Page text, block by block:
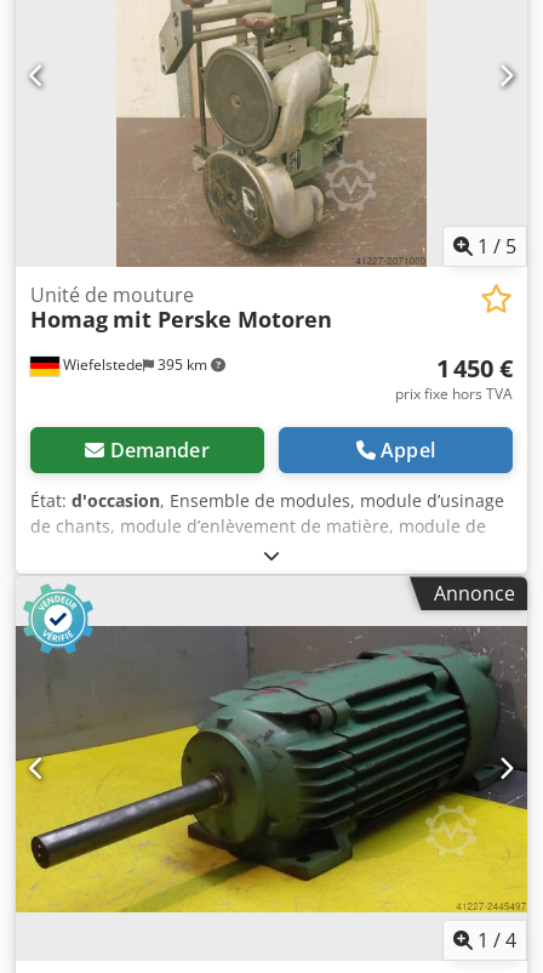
l'arrondissement des angles, même lors de l'usinage du
placage -pour l'arrondissement des chants sur les arêtes
avant et arrière, ainsi que sur la face inférieure de la pièce
-2 x unités de copiage d'angles -2 x moteurs Perske -
Puissance : 0,3 kW -Tension : 165 volts -Fréquence : 300 Hz
Dodpfx Aksb Uhr Aogjkr -Vitesse de rotation : 18 000 tr/min
-Dimensions : mm -Poids : 65 kg
1 / 5
Wiefelstede 395 km
Unité de mouture
Homag mit Perske Motoren
1 450 €
prix fixe hors TVA
Demander Appel
État: d'occasion, Ensemble de modules, module d’usinage
de chants, module d’enlèvement de matière, module de
fraisage, module de fraisage de profil, module de fraisage
de rainures, module de tronçonnage, profileuse à double
extrémité, machine d’usinage de chants, moteur de
rainurage, moteur d’usinage, moteur de fraisage pour
machine d’usinage de chants -Avec les modules de
fraisage HOMAG, vous pouvez réaliser des rainures, des
feuillures et des profilés. -Avec capteur sur les deux côtés.
-Module de fraisage : pivotant. -1 moteur Perske -
Puissance : 0,6 kW -Tension : 165 V -Fréquence : 300 Hz -
Vitesse de rotation : 18 000 tr/min -1 moteur Perske -
Puissance : 0,3 kW -Tension : 165 V -Fréquence : 300 Hz -
Vitesse de rotation : 18 000 tr/min -Autres moteurs avec
différentes puissances disponibles avec un supplément. -
Dimensions : 600/400/H670 mm Dksdpfjb Uhr Esx Akgsr -
Poids : 60 kg
Annonce
1 /4